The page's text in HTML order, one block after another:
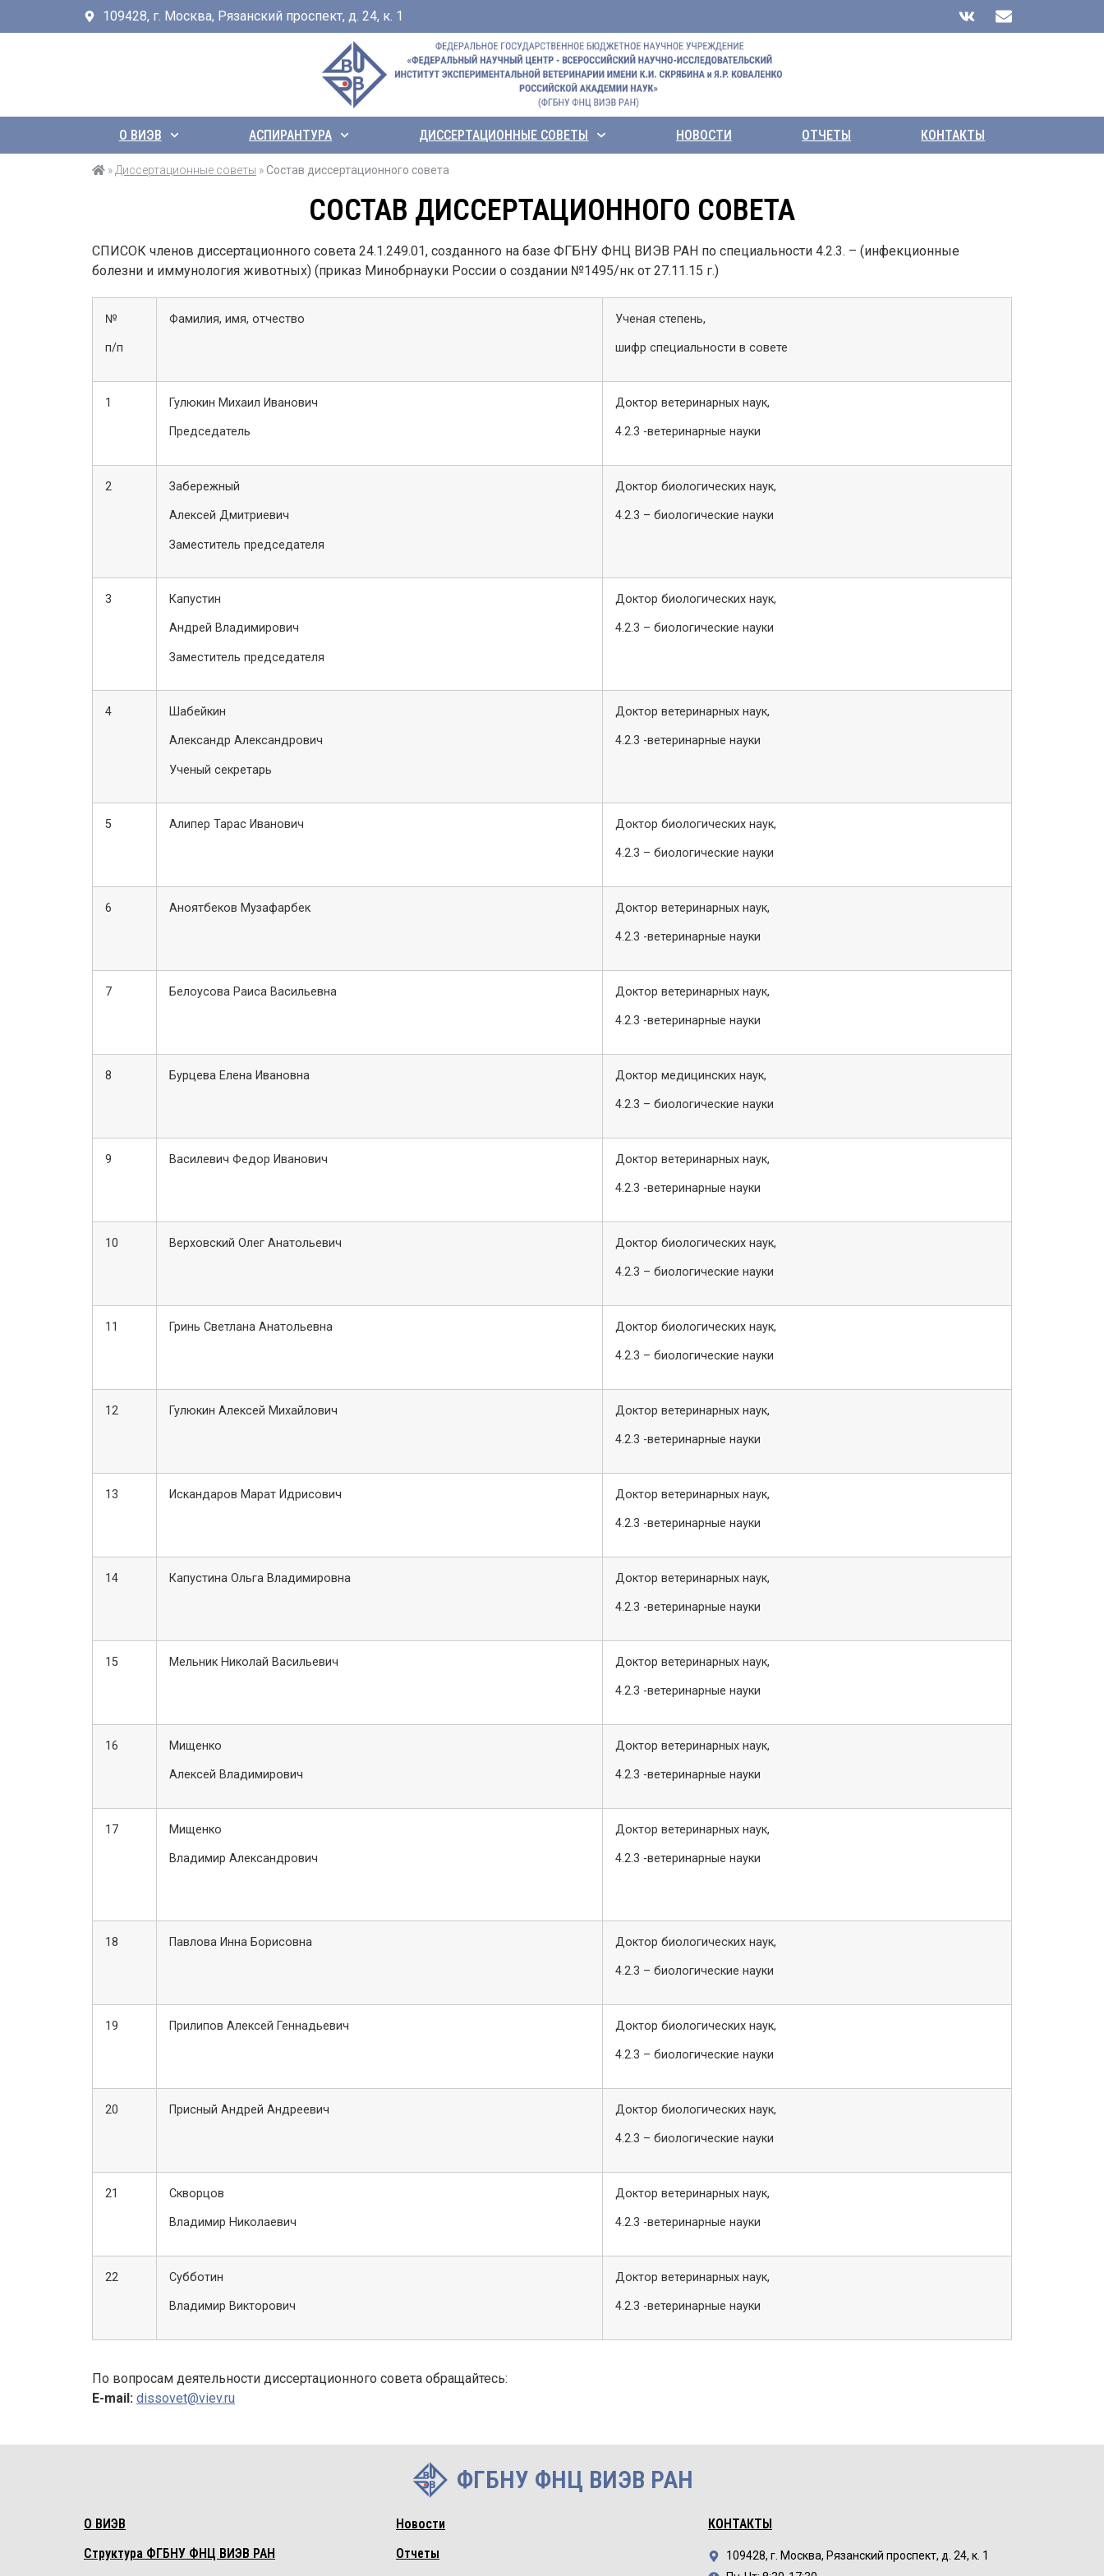
109428, г. Москва, Рязанский проспект, д. 24, к. 1
О ВИЭВ АСПИРАНТУРА ДИССЕРТАЦИОННЫЕ СОВЕТЫ НОВОСТИ ОТЧЕТЫ КОНТАКТЫ
» Диссертационные советы »Состав диссертационного совета
СОСТАВ ДИССЕРТАЦИОННОГО СОВЕТА
СПИСОК членов диссертационного совета 24.1.249.01, созданного на базе ФГБНУ ФНЦ ВИЭВ РАН по специальности 4.2.3. – (инфекционные
болезни и иммунология животных) (приказ Минобрнауки России о создании №1495/нк от 27.11.15 г.)
№
п/п
Фамилия, имя, отчество Ученая степень,
шифр специальности в совете
1 Гулюкин Михаил Иванович
Председатель
Доктор ветеринарных наук,
4.2.3 -ветеринарные науки
2 Забережный
Алексей Дмитриевич
Заместитель председателя
Доктор биологических наук,
4.2.3 – биологические науки
3 Капустин
Андрей Владимирович
Заместитель председателя
Доктор биологических наук,
4.2.3 – биологические науки
4 Шабейкин
Александр Александрович
Ученый секретарь
Доктор ветеринарных наук,
4.2.3 -ветеринарные науки
5 Алипер Тарас Иванович Доктор биологических наук,
4.2.3 – биологические науки
6 Аноятбеков Музафарбек Доктор ветеринарных наук,
4.2.3 -ветеринарные науки
7 Белоусова Раиса Васильевна Доктор ветеринарных наук,
4.2.3 -ветеринарные науки
8 Бурцева Елена Ивановна Доктор медицинских наук,
4.2.3 – биологические науки
9 Василевич Федор Иванович Доктор ветеринарных наук,
4.2.3 -ветеринарные науки
10 Верховский Олег Анатольевич Доктор биологических наук,
4.2.3 – биологические науки
11 Гринь Светлана Анатольевна Доктор биологических наук,
4.2.3 – биологические науки
12 Гулюкин Алексей Михайлович Доктор ветеринарных наук,
4.2.3 -ветеринарные науки
13 Искандаров Марат Идрисович Доктор ветеринарных наук,
4.2.3 -ветеринарные науки
14 Капустина Ольга Владимировна Доктор ветеринарных наук,
4.2.3 -ветеринарные науки
15 Мельник Николай Васильевич Доктор ветеринарных наук,
4.2.3 -ветеринарные науки
16 Мищенко
Алексей Владимирович
Доктор ветеринарных наук,
4.2.3 -ветеринарные науки
17 Мищенко
Владимир Александрович
Доктор ветеринарных наук,
4.2.3 -ветеринарные науки
18 Павлова Инна Борисовна Доктор биологических наук,
4.2.3 – биологические науки
19 Прилипов Алексей Геннадьевич Доктор биологических наук,
4.2.3 – биологические науки
20 Присный Андрей Андреевич Доктор биологических наук,
4.2.3 – биологические науки
21 Скворцов
Владимир Николаевич
Доктор ветеринарных наук,
4.2.3 -ветеринарные науки
22 Субботин
Владимир Викторович
Доктор ветеринарных наук,
4.2.3 -ветеринарные науки
По вопросам деятельности диссертационного совета обращайтесь:
E-mail: dissovet@viev.ru
ФГБНУ ФНЦ ВИЭВ РАН
О ВИЭВ
Структура ФГБНУ ФНЦ ВИЭВ РАН
Новости
Отчеты
КОНТАКТЫ
109428, г. Москва, Рязанский проспект, д. 24, к. 1